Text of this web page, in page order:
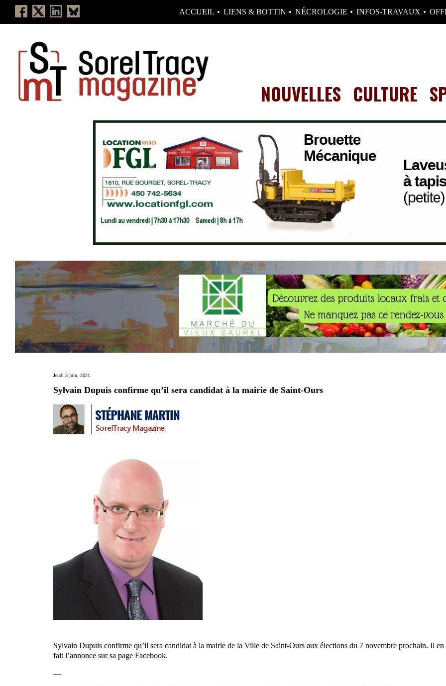
ACCUEIL LIENS & BOTTIN NÉCROLOGIE INFOS-TRAVAUX
NOUVELLES CULTURE
Jeudi 3 juin, 2021
Sylvain Dupuis confirme qu’il sera candidat à la mairie de Saint-Ours
Sylvain Dupuis confirme qu’il sera candidat à la mairie de la Ville de Saint-Ours aux élections du 7 novembre prochain. Il en
fait l’annonce sur sa page Facebook.
—